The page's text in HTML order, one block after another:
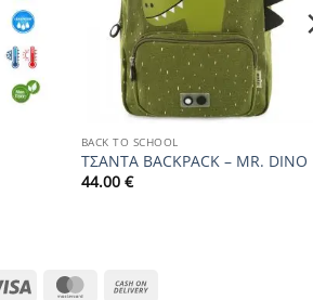
BACK TO SCHOOL
ΤΣΑΝΤΑ BACKPACK – MR. DINO
44.00 €
Visa MasterCard